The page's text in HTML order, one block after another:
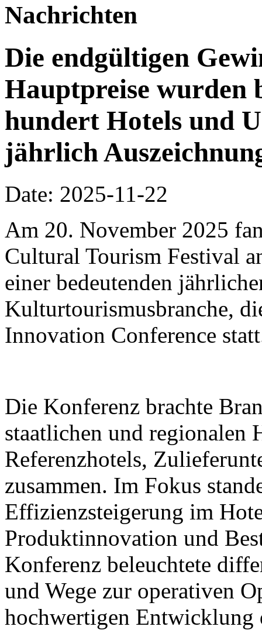
Nachrichten
Die endgültigen
Hauptpreise wurden
hundert Hotels und
jährlich
Date: 2025-11-22
Am 20. November 2025
Cultural Tourism Festival
einer bedeutenden
Kulturtourismusbranche,
Innovation Conference
Die Konferenz brachte
staatlichen und regionalen
Referenzhotels,
zusammen. Im Fokus
Effizienzsteigerung im
Produktinnovation und
Konferenz beleuchtete
und Wege zur operativen
hochwertigen Entwicklung